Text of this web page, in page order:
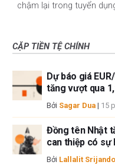
chậm lại trong tuyển
CẶP TIỀN TỆ CHÍNH
Dự báo giá
tăng vượt qua
Bởi Sagar Dua | 15
Đồng tên Nhật
can thiệp có sự
Bởi Lallalit